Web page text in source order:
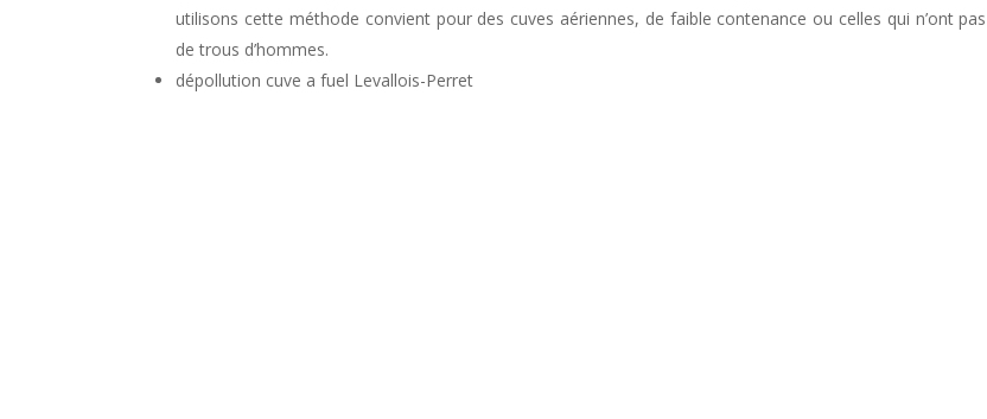
utilisons cette méthode convient pour des cuves aériennes, de faible contenance ou celles qui n’ont pas
de trous d’hommes.
dépollution cuve a fuel Levallois-Perret